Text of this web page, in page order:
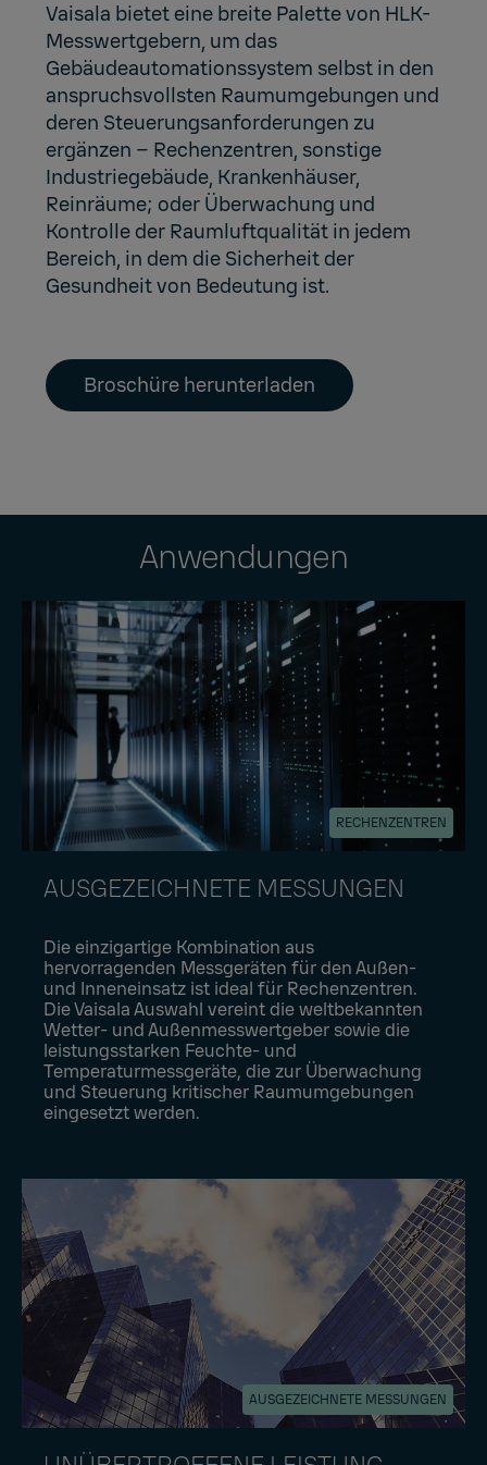
Vaisala bietet eine breite Palette von HLK-
Messwertgebern, um das
Gebäudeautomationssystem selbst in den
anspruchsvollsten Raumumgebungen und
deren Steuerungsanforderungen zu
ergänzen – Rechenzentren, sonstige
Industriegebäude, Krankenhäuser,
Reinräume; oder Überwachung und
Kontrolle der Raumluftqualität in jedem
Bereich, in dem die Sicherheit der
Gesundheit von Bedeutung ist.
Broschüre herunterladen
Anwendungen
RECHENZENTREN
AUSGEZEICHNETE MESSUNGEN
Die einzigartige Kombination aus
hervorragenden Messgeräten für den Außen-
und Inneneinsatz ist ideal für Rechenzentren.
Die Vaisala Auswahl vereint die weltbekannten
Wetter- und Außenmesswertgeber sowie die
leistungsstarken Feuchte- und
Temperaturmessgeräte, die zur Überwachung
und Steuerung kritischer Raumumgebungen
eingesetzt werden.
AUSGEZEICHNETE MESSUNGEN